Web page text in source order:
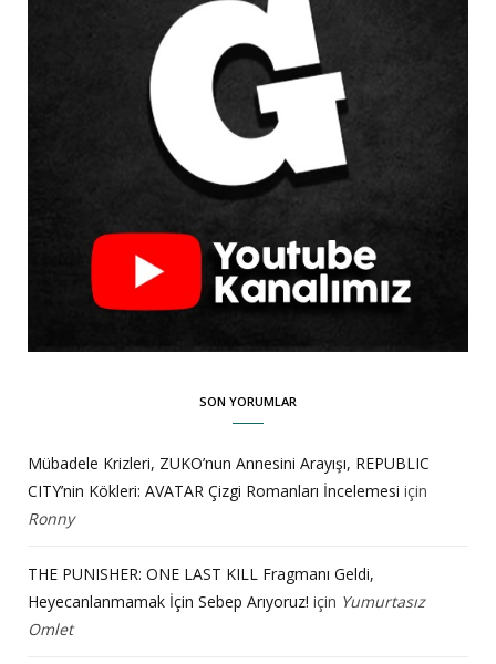
SON YORUMLAR
Mübadele Krizleri, ZUKO’nun Annesini Arayışı, REPUBLIC
CITY’nin Kökleri: AVATAR Çizgi Romanları İncelemesi için
Ronny
THE PUNISHER: ONE LAST KILL Fragmanı Geldi,
Heyecanlanmamak İçin Sebep Arıyoruz! için Yumurtasız
Omlet